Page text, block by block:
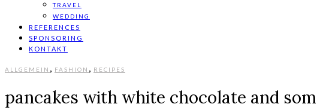
TRAVEL
WEDDING
REFERENCES
SPONSORING
KONTAKT
ALLGEMEIN , FASHION , RECIPES
pancakes with white chocolate and